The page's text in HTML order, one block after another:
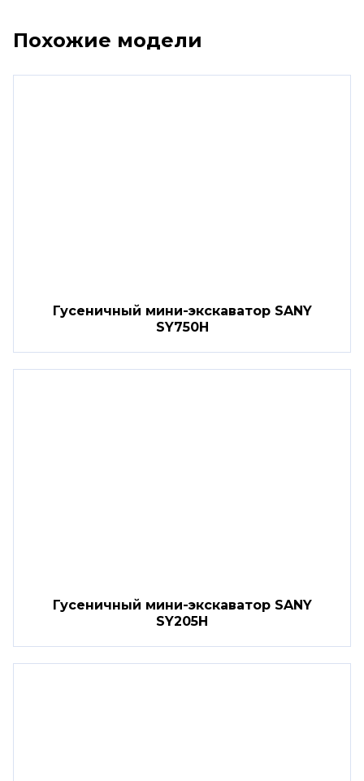
Похожие модели
Гусеничный мини-экскаватор SANY
SY750H
Гусеничный мини-экскаватор SANY
SY205H